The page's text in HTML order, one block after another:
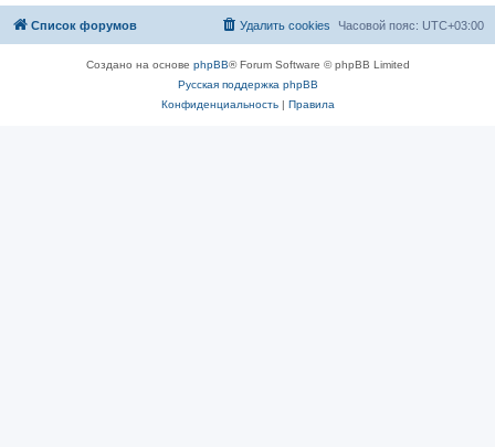
Список форумов Часовой пояс: UTC+03:00
Удалить cookies
Создано на основе phpBB® Forum Software © phpBB Limited
Русская поддержка phpBB
Конфиденциальность| Правила